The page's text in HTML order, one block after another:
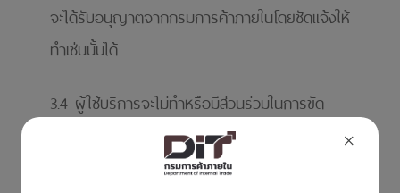
จะได้รับอนุญาตจากกรมการค้าภายในโดยชัดแจ้งให้
ทําเช่นนั้นได้
3.4 ผู้ใช้บริการจะไม่ทําหรือมีส่วนร่วมในการขัด
ขวางหรือรบกวนบริการของเว็บกรมการค้าภายใน
รวมทั้งเครื่องแม่ข่ายและเครือข่ายที่เชื่อมต่อกับ
×